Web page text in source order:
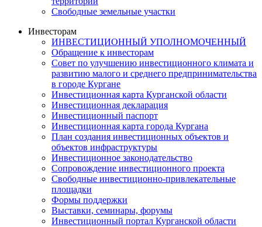
Свободные земельные участки
Инвесторам
ИНВЕСТИЦИОННЫЙ УПОЛНОМОЧЕННЫЙ
Обращение к инвесторам
Совет по улучшению инвестиционного климата и
развитию малого и среднего предпринимательства
в городе Кургане
Инвестиционная карта Курганской области
Инвестиционная декларация
Инвестиционный паспорт
Инвестиционная карта города Кургана
План создания инвестиционных объектов и
объектов инфраструктуры
Инвестиционное законодательство
Сопровождение инвестиционного проекта
Свободные инвестиционно-привлекательные
площадки
Формы поддержки
Выставки, семинары, форумы
Инвестиционный портал Курганской области